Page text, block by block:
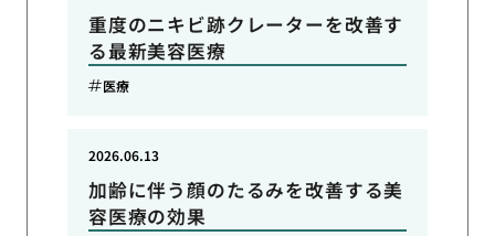
重度のニキビ跡クレーターを改善す
る最新美容医療
医療
加齢に伴う顔のたるみを改善する美
容医療の効果
2026.06.13